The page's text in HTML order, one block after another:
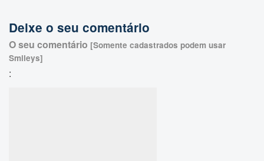
Deixe o seu comentário
O seu comentário [Somente cadastrados podem usar
Smileys]
: